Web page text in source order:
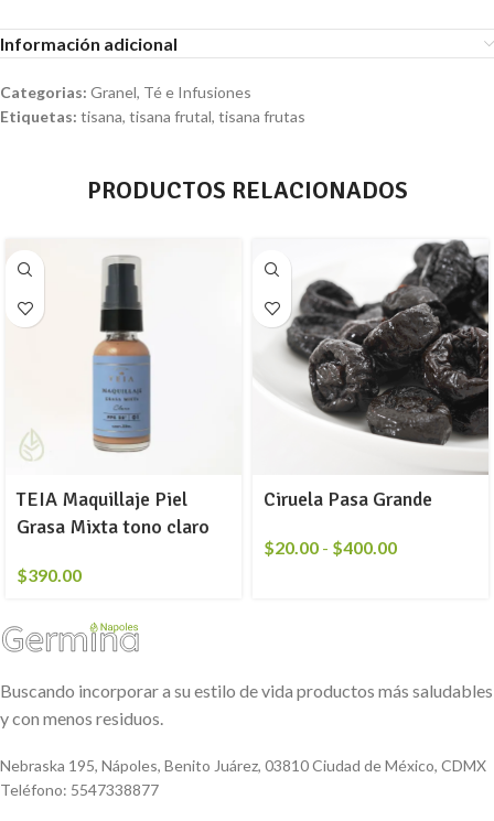
Información adicional
Categorias: Granel, Té e Infusiones
Etiquetas: tisana, tisana frutal, tisana frutas
PRODUCTOS RELACIONADOS
TEIA Maquillaje Piel
Grasa Mixta tono claro
$390.00
Ciruela Pasa Grande
$20.00 - $400.00
Buscando incorporar a su estilo de vida productos más saludables
y con menos residuos.
Nebraska 195, Nápoles, Benito Juárez, 03810 Ciudad de México, CDMX
Teléfono: 5547338877